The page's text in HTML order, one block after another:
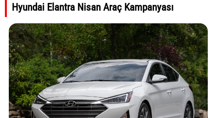
Hyundai Elantra Nisan Araç Kampanyası